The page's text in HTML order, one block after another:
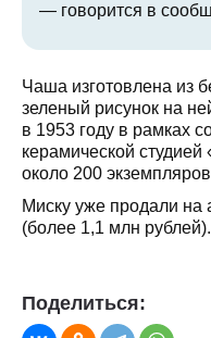
— говорится в
Чаша изготовлена ​​из
зеленый рисунок на
в 1953 году в рамках
керамической
около 200
Миску уже продали на
(более 1,1 млн рублей).
Поделиться: